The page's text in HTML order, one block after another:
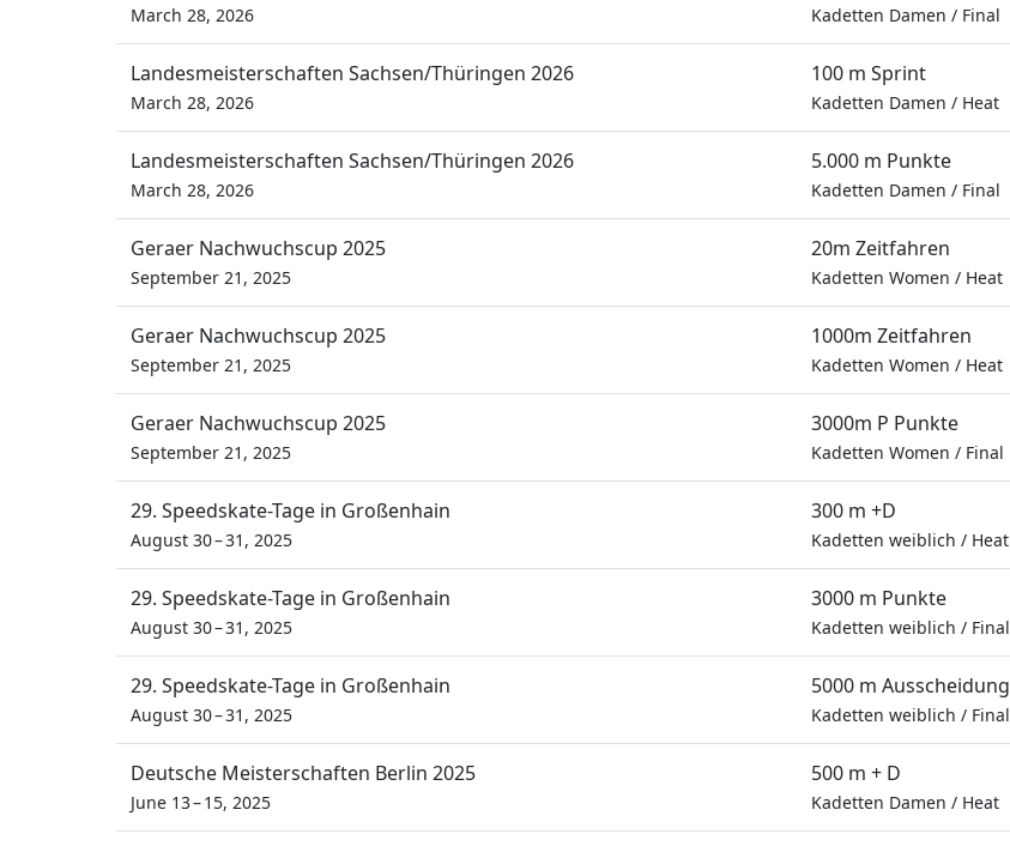
March 28, 2026 Kadetten Damen / Final
Landesmeisterschaften Sachsen/Thüringen 2026
March 28, 2026
100 m Sprint
Kadetten Damen / Heat
Landesmeisterschaften Sachsen/Thüringen 2026
March 28, 2026
5.000 m Punkte
Kadetten Damen / Final
Geraer Nachwuchscup 2025
September 21, 2025
20m Zeitfahren
Kadetten Women / Heat
Geraer Nachwuchscup 2025
September 21, 2025
1000m Zeitfahren
Kadetten Women / Heat
Geraer Nachwuchscup 2025
September 21, 2025
3000m P Punkte
Kadetten Women / Final
29. Speedskate-Tage in Großenhain
August 30 – 31, 2025
300 m +D
Kadetten weiblich / Heat
29. Speedskate-Tage in Großenhain
August 30 – 31, 2025
3000 m Punkte
Kadetten weiblich / Final
29. Speedskate-Tage in Großenhain
August 30 – 31, 2025
5000 m Ausscheidung
Kadetten weiblich / Final
Deutsche Meisterschaften Berlin 2025
June 13 – 15, 2025
500 m + D
Kadetten Damen / Heat